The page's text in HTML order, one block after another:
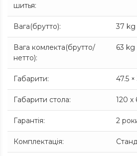
шитья:
Вага(брутто): 37 kg
Вага комлекта(брутто/
нетто):
63 kg
Габарити: 47.5
Габарити стола: 120 x
Гарантія: 2
Комплектація: